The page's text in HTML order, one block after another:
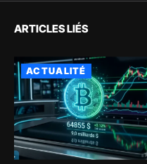
ARTICLES LIÉS
ACTUALITÉ